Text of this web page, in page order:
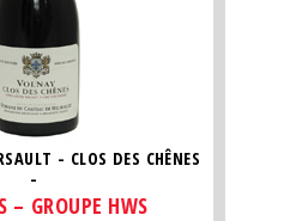
- CLOS DES CHÊNES
-
– GROUPE HWS